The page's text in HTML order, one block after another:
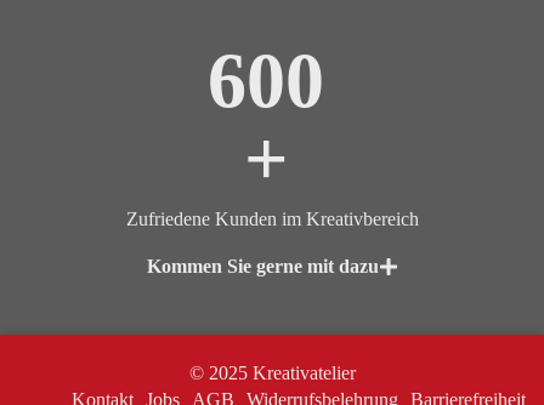
600
+
Zufriedene Kunden im Kreativbereich
Kommen Sie gerne mit dazu
© 2025 Kreativatelier
Kontakt Jobs AGB Widerrufsbelehrung Barrierefreiheit